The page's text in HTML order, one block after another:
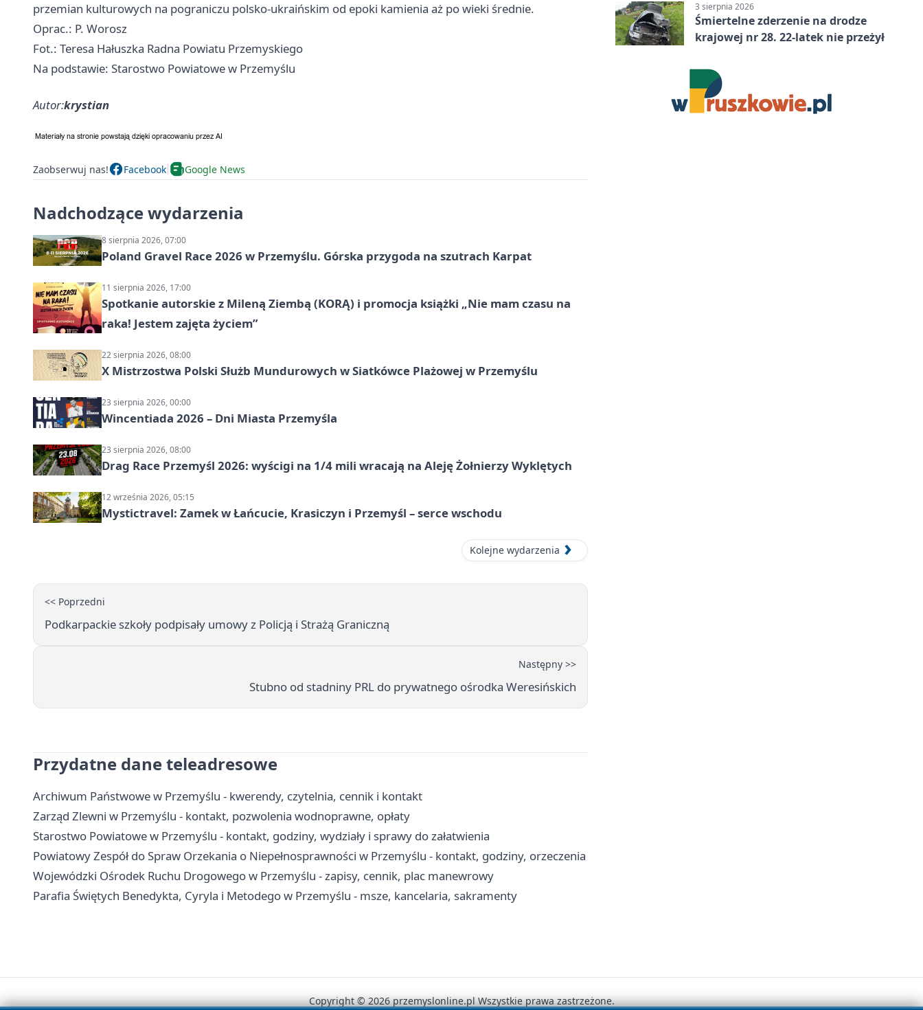
przemian kulturowych na pograniczu polsko-ukraińskim od epoki kamienia aż po wieki średnie.
Oprac.: P. Worosz
Fot.: Teresa Hałuszka Radna Powiatu Przemyskiego
Na podstawie: Starostwo Powiatowe w Przemyślu
Autor:krystian
Zaobserwuj nas! Facebook Google News
Nadchodzące wydarzenia
8 sierpnia 2026, 07:00
Poland Gravel Race 2026 w Przemyślu. Górska przygoda na szutrach Karpat
11 sierpnia 2026, 17:00
Spotkanie autorskie z Mileną Ziembą (KORĄ) i promocja książki „Nie mam czasu na
raka! Jestem zajęta życiem”
22 sierpnia 2026, 08:00
X Mistrzostwa Polski Służb Mundurowych w Siatkówce Plażowej w Przemyślu
23 sierpnia 2026, 00:00
Wincentiada 2026 – Dni Miasta Przemyśla
23 sierpnia 2026, 08:00
Drag Race Przemyśl 2026: wyścigi na 1/4 mili wracają na Aleję Żołnierzy Wyklętych
12 września 2026, 05:15
Mystictravel: Zamek w Łańcucie, Krasiczyn i Przemyśl – serce wschodu
Kolejne wydarzenia
<< Poprzedni
Podkarpackie szkoły podpisały umowy z Policją i Strażą Graniczną
Następny >>
Stubno od stadniny PRL do prywatnego ośrodka Weresińskich
Przydatne dane teleadresowe
Archiwum Państwowe w Przemyślu - kwerendy, czytelnia, cennik i kontakt
Zarząd Zlewni w Przemyślu - kontakt, pozwolenia wodnoprawne, opłaty
Starostwo Powiatowe w Przemyślu - kontakt, godziny, wydziały i sprawy do załatwienia
Powiatowy Zespół do Spraw Orzekania o Niepełnosprawności w Przemyślu - kontakt, godziny, orzeczenia
Wojewódzki Ośrodek Ruchu Drogowego w Przemyślu - zapisy, cennik, plac manewrowy
Parafia Świętych Benedykta, Cyryla i Metodego w Przemyślu - msze, kancelaria, sakramenty
3 sierpnia 2026
Śmiertelne zderzenie na drodze
krajowej nr 28. 22-latek nie przeżył
Copyright © 2026 przemyslonline.pl Wszystkie prawa zastrzeżone.